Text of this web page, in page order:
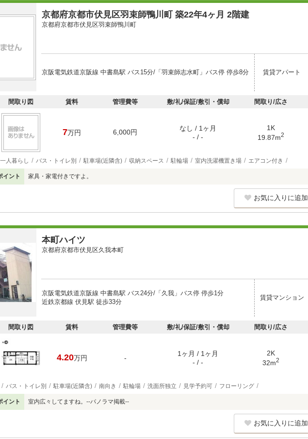
京都府京都市伏見区羽束師鴨川町 築22年4ヶ月 2階建
京都府京都市伏見区羽束師鴨川町
京阪電気鉄道京阪線 中書島駅 バス15分/「羽束師志水町」バス停 停歩8分 賃貸アパート
間取り図 賃料 管理費等 敷/礼/保証/敷引・償却 間取り/広さ
7万円 6,000円
なし / 1ヶ月
- / -
1K
19.87m2
一人暮らし バス・トイレ別 駐車場(近隣含) 収納スペース 駐輪場 室内洗濯機置き場 エアコン付き
イント 家具・家電付きですよ。
お気に入りに追加
本町ハイツ
京都府京都市伏見区久我本町
京阪電気鉄道京阪線 中書島駅 バス24分/「久我」バス停 停歩1分
近鉄京都線 伏見駅 徒歩33分
賃貸マンション
間取り図 賃料 管理費等 敷/礼/保証/敷引・償却 間取り/広さ
4.20万円 -
1ヶ月 / 1ヶ月
- / -
2K
32m2
バス・トイレ別 駐車場(近隣含) 南向き 駐輪場 洗面所独立 見学予約可 フローリング
イント 室内広々してますね。--パノラマ掲載--
お気に入りに追加